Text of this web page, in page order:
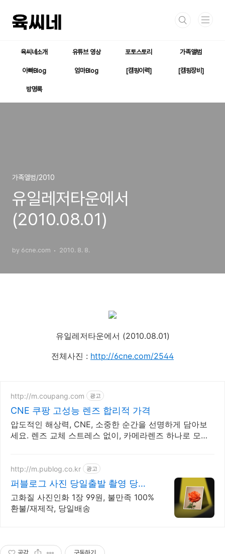
육씨네소개 유튜브 영상 포토스토리 가족앨범
아빠Blog 엄마Blog [캠핑이력] [캠핑장비]
방명록
가족앨범/2010
유일레저타운에서
(2010.08.01)
by 6cne.com 2010. 8. 8.
유일레저타운에서 (2010.08.01)
전체사진 : http://6cne.com/2544
http://m.coupang.com 광고
CNE 쿠팡 고성능 렌즈 합리적 가격
압도적인 해상력, CNE, 소중한 순간을 선명하게 담아보
세요. 렌즈 교체 스트레스 없이, 카메라렌즈 하나로 모든
http://m.publog.co.kr 광고
퍼블로그 사진 당일출발 촬영 당시
색감 그대로
고화질 사진인화 1장 99원, 불만족 100%
환불/재제작, 당일배송